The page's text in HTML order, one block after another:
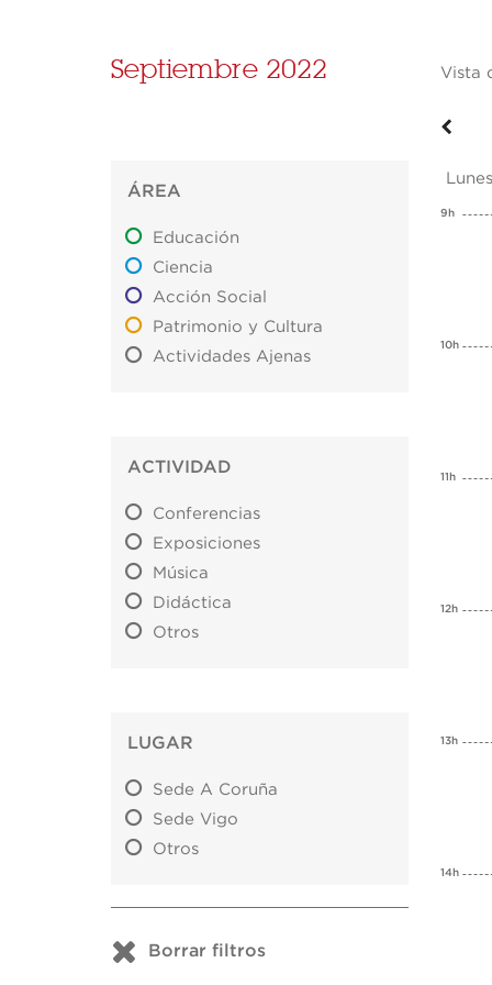
Septiembre 2022 Vista
ÁREA
Educación
Ciencia
Acción Social
Patrimonio y Cultura
Actividades Ajenas
ACTIVIDAD
Conferencias
Exposiciones
Música
Didáctica
Otros
LUGAR
Sede A Coruña
Sede Vigo
Otros
Borrar filtros
9h
10h
11h
12h
13h
14h